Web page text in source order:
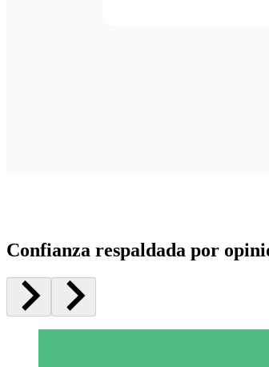
Confianza respaldada por